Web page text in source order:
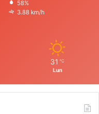
58%
3.88 km/h
31 ℃
Lun